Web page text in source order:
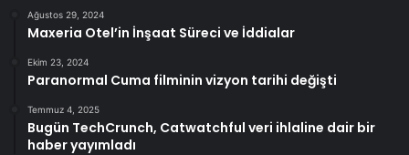
Ağustos 29, 2024
Maxeria Otel’in İnşaat Süreci ve İddialar
Ekim 23, 2024
Paranormal Cuma filminin vizyon tarihi değişti
Temmuz 4, 2025
Bugün TechCrunch, Catwatchful veri ihlaline dair bir
haber yayımladı